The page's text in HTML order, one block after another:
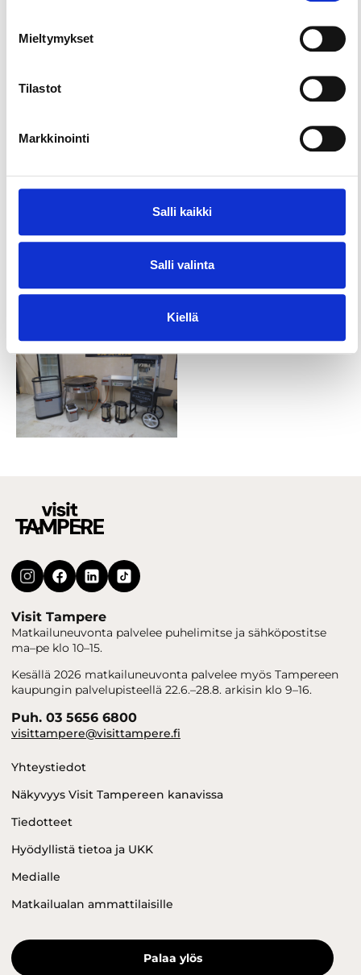
Mieltymykset
Tilastot
Markkinointi
Salli kaikki
Salli valinta
Kiellä
Visit Tampere
Matkailuneuvonta palvelee puhelimitse ja sähköpostitse
ma–pe klo 10–15.
Kesällä 2026 matkailuneuvonta palvelee myös Tampereen
kaupungin palvelupisteellä 22.6.–28.8. arkisin klo 9–16.
Puh. 03 5656 6800
visittampere@visittampere.fi
Yhteystiedot
Näkyvyys Visit Tampereen kanavissa
Tiedotteet
Hyödyllistä tietoa ja UKK
Medialle
Matkailualan ammattilaisille
Palaa ylös